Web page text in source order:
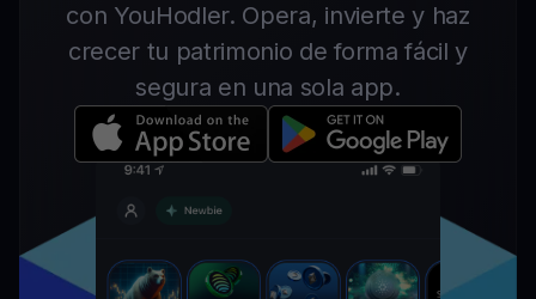
con YouHodler. Opera, invierte y haz
crecer tu patrimonio de forma fácil y
segura en una sola app.